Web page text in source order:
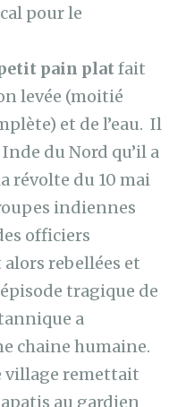
pour le
pain plat fait
levée (moitié
et de l’eau. Il
du Nord qu’il a
révolte du 10 mai
indiennes
officiers
alors rebellées et
tragique de
a
chaine humaine.
village remettait
au gardien